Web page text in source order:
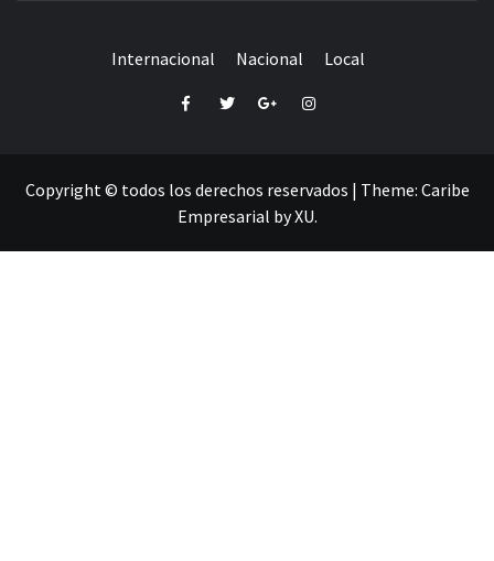
Internacional Nacional Local
FacebookTwitterGoogle+Instagram
Copyright © todos los derechos reservados | Theme: Caribe
Empresarial byXU.